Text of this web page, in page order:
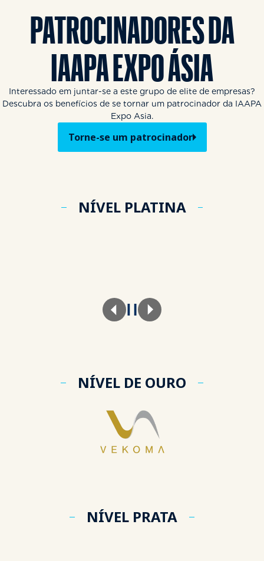
PATROCINADORES DA
IAAPA EXPO ÁSIA
Interessado em juntar-se a este grupo de elite de empresas?
Descubra os benefícios de se tornar um patrocinador da IAAPA
Expo Asia.
Torne-se um patrocinador
NÍVEL PLATINA
NÍVEL DE OURO
NÍVEL PRATA